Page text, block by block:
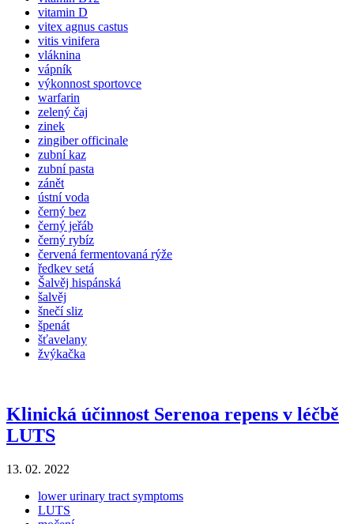
vitamin D
vitex agnus castus
vitis vinifera
vláknina
vápník
výkonnost sportovce
warfarin
zelený čaj
zinek
zingiber officinale
zubní kaz
zubní pasta
zánět
ústní voda
černý bez
černý jeřáb
černý rybíz
červená fermentovaná rýže
ředkev setá
Šalvěj hispánská
šalvěj
šnečí sliz
špenát
šťavelany
žvýkačka
Klinická účinnost Serenoa repens v léčbě
LUTS
13. 02. 2022
lower urinary tract symptoms
LUTS